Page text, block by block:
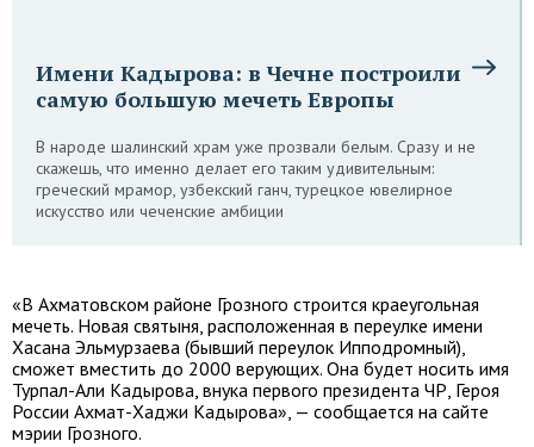
Имени Кадырова: в Чечне построили
самую большую мечеть Европы
В народе шалинский храм уже прозвали белым. Сразу и не
скажешь, что именно делает его таким удивительным:
греческий мрамор, узбекский ганч, турецкое ювелирное
искусство или чеченские амбиции
«В Ахматовском районе Грозного строится краеугольная
мечеть. Новая святыня, расположенная в переулке имени
Хасана Эльмурзаева (бывший переулок Ипподромный),
сможет вместить до 2000 верующих. Она будет носить имя
Турпал-Али Кадырова, внука первого президента ЧР, Героя
России Ахмат-Хаджи Кадырова», — сообщается на сайте
мэрии Грозного.